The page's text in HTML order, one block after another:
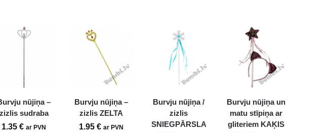
nūjiņa –
zizlis sudraba
1.35€ ar PVN
Burvju nūjiņa –
zizlis ZELTA
1.95€ ar PVN
Burvju nūjiņa /
zizlis
SNIEGPĀRSLA
Burvju nūjiņa un
matu stīpiņa ar
gliteriem KAĶIS